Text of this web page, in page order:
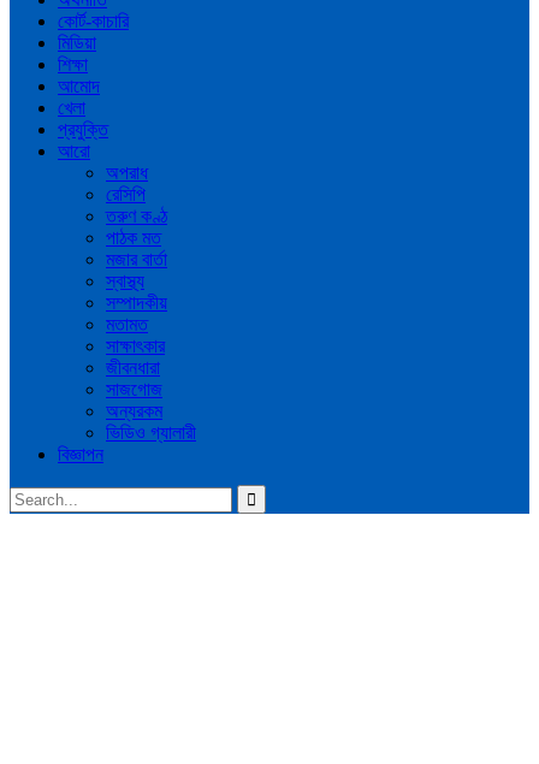
কোর্ট-কাচারি
মিডিয়া
শিক্ষা
আমোদ
খেলা
প্রযুক্তি
আরো
অপরাধ
রেসিপি
তরুণ কণ্ঠ
পাঠক মত
মজার বার্তা
স্বাস্থ্য
সম্পাদকীয়
মতামত
সাক্ষাৎকার
জীবনধারা
সাজগোজ
অন্যরকম
ভিডিও গ্যালারী
বিজ্ঞাপন